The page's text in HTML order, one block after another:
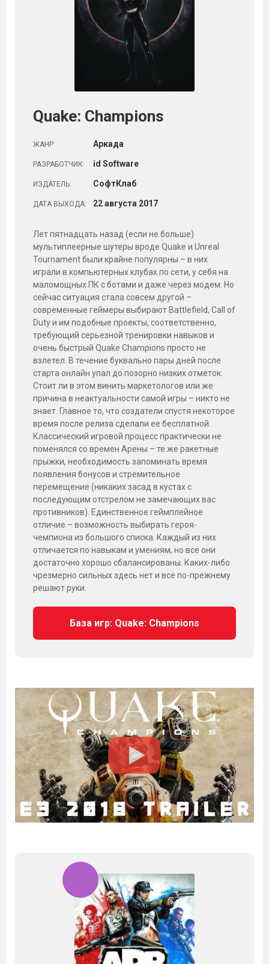
Quake: Champions
ЖАНР: Аркада
РАЗРАБОТЧИК: id Software
ИЗДАТЕЛЬ: СофтКлаб
ДАТА ВЫХОДА: 22августа 2017
Лет пятнадцать назад (если не больше)
мультиплеерные шутеры вроде Quake и Unreal
Tournament были крайне популярны – в них
играли в компьютерных клубах по сети, у себя на
маломощных ПК с ботами и даже через модем. Но
сейчас ситуация стала совсем другой –
современные геймеры выбирают Battlefield, Call of
Duty и им подобные проекты, соответственно,
требующий серьезной тренировки навыков и
очень быстрый Quake Champions просто не
взлетел. В течение буквально пары дней после
старта онлайн упал до позорно низких отметок.
Стоит ли в этом винить маркетологов или же
причина в неактуальности самой игры – никто не
знает. Главное то, что создатели спустя некоторое
время после релиза сделали ее бесплатной.
Классический игровой процесс практически не
поменялся со времен Арены – те же ракетные
прыжки, необходимость запоминать время
появления бонусов и стремительное
перемещение (никаких засад в кустах с
последующим отстрелом не замечающих вас
противников). Единственное геймплейное
отличие – возможность выбирать героя-
чемпиона из большого списка. Каждый из них
отличается по навыкам и умениям, но все они
достаточно хорошо сбалансированы. Каких-либо
чрезмерно сильных здесь нет и все по-прежнему
решают руки.
База игр: Quake: Champions